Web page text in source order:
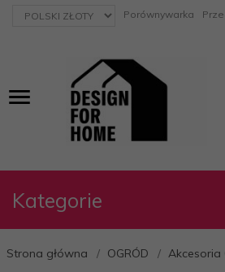
currency_h Porównywarka
Kategorie
Strona główna OGRÓD